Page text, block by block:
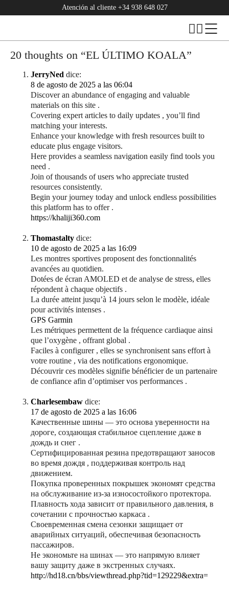
Atención al cliente +34 938 648 027
20 thoughts on “EL ÚLTIMO KOALA”
JerryNed dice:
8 de agosto de 2025 a las 06:04
Discover an abundance of engaging and valuable
materials on this site .
Covering expert articles to daily updates , you’ll find
matching your interests.
Enhance your knowledge with fresh resources built to
educate plus engage visitors.
Here provides a seamless navigation easily find tools you
need .
Join of thousands of users who appreciate trusted
resources consistently.
Begin your journey today and unlock endless possibilities
this platform has to offer .
https://khaliji360.com
Thomastalty dice:
10 de agosto de 2025 a las 16:09
Les montres sportives proposent des fonctionnalités
avancées au quotidien.
Dotées de écran AMOLED et de analyse de stress, elles
répondent à chaque objectifs .
La durée atteint jusqu’à 14 jours selon le modèle, idéale
pour activités intenses .
GPS Garmin
Les métriques permettent de la fréquence cardiaque ainsi
que l’oxygène , offrant global .
Faciles à configurer , elles se synchronisent sans effort à
votre routine , via des notifications ergonomique.
Découvrir ces modèles signifie bénéficier de un partenaire
de confiance afin d’optimiser vos performances .
Charlesembaw dice:
17 de agosto de 2025 a las 16:06
Качественные шины — это основа уверенности на
дороге, создающая стабильное сцепление даже в
дождь и снег .
Сертифицированная резина предотвращают заносов
во время дождя , поддерживая контроль над
движением.
Покупка проверенных покрышек экономят средства
на обслуживание из-за износостойкого протектора.
Плавность хода зависит от правильного давления, в
сочетании с прочностью каркаса .
Своевременная смена сезонки защищает от
аварийных ситуаций, обеспечивая безопасность
пассажиров.
Не экономьте на шинах — это напрямую влияет
вашу защиту даже в экстренных случаях.
http://hd18.cn/bbs/viewthread.php?tid=129229&extra=